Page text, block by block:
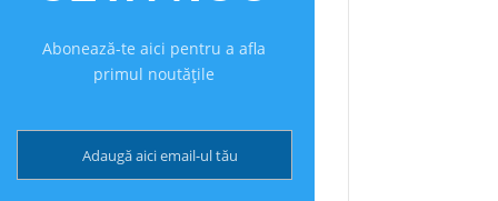
Abonează-te aici pentru a afla
primul noutățile